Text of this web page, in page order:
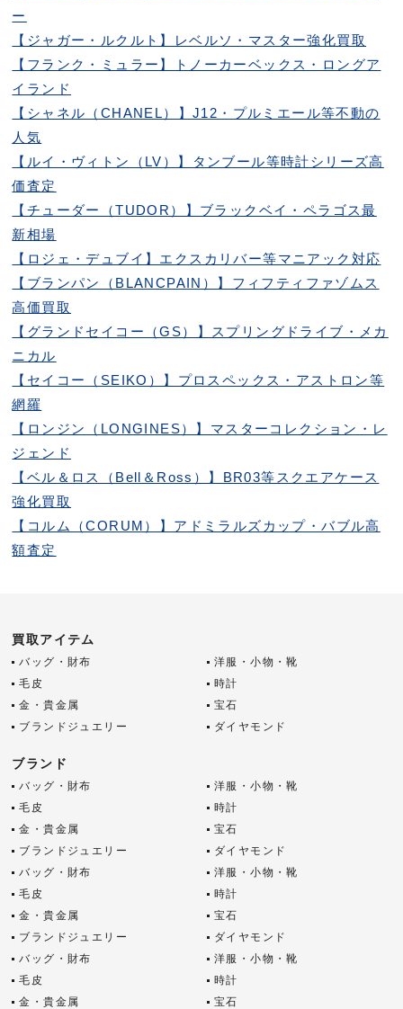
ー
【ジャガー・ルクルト】レベルソ・マスター強化買取
【フランク・ミュラー】トノーカーベックス・ロングア
イランド
【シャネル（CHANEL）】J12・プルミエール等不動の
人気
【ルイ・ヴィトン（LV）】タンブール等時計シリーズ高
価査定
【チューダー（TUDOR）】ブラックベイ・ペラゴス最
新相場
【ロジェ・デュブイ】エクスカリバー等マニアック対応
【ブランパン（BLANCPAIN）】フィフティファゾムス
高価買取
【グランドセイコー（GS）】スプリングドライブ・メカ
ニカル
【セイコー（SEIKO）】プロスペックス・アストロン等
網羅
【ロンジン（LONGINES）】マスターコレクション・レ
ジェンド
【ベル＆ロス（Bell＆Ross）】BR03等スクエアケース
強化買取
【コルム（CORUM）】アドミラルズカップ・バブル高
額査定
買取アイテム
バッグ・財布
洋服・小物・靴
毛皮
時計
金・貴金属
宝石
ブランドジュエリー
ダイヤモンド
ブランド
バッグ・財布
洋服・小物・靴
毛皮
時計
金・貴金属
宝石
ブランドジュエリー
ダイヤモンド
バッグ・財布
洋服・小物・靴
毛皮
時計
金・貴金属
宝石
ブランドジュエリー
ダイヤモンド
バッグ・財布
洋服・小物・靴
毛皮
時計
金・貴金属
宝石